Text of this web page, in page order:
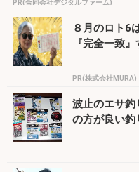
PR(合同会社デジタルファーム)
８月のロト6
『完全一致
PR(株式会社MURA)
波止のエサ
の方が良い釣